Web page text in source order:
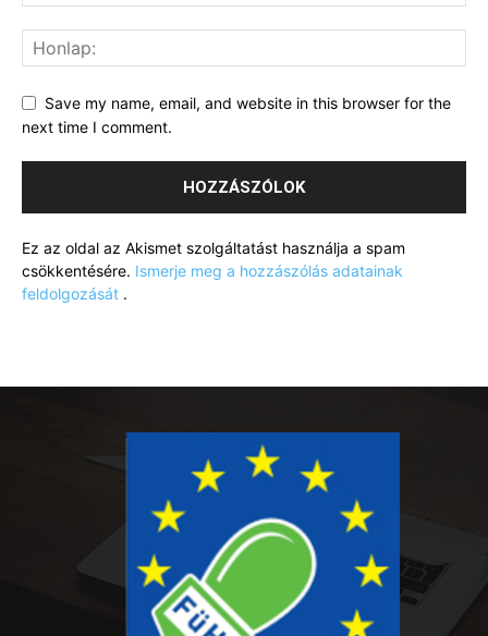
Save my name, email, and website in this browser for the
next time I comment.
Ez az oldal az Akismet szolgáltatást használja a spam
csökkentésére. Ismerje meg a hozzászólás adatainak
feldolgozását .